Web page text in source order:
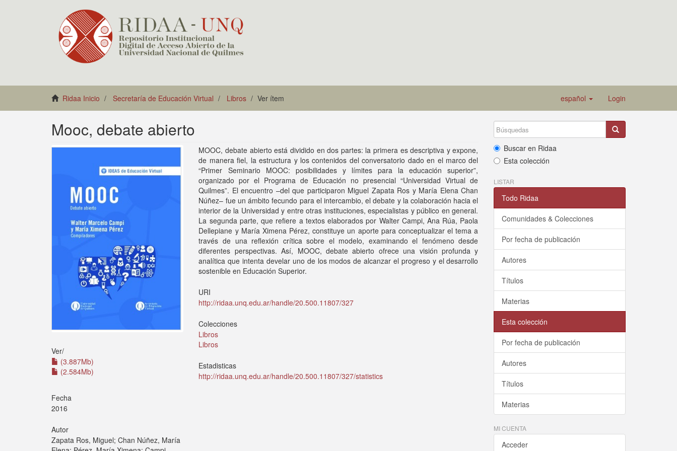
Ridaa Inicio Secretaría de Educación Virtual Libros Ver ítem español Login
Mooc, debate abierto
Ver/
(3.887Mb)
(2.584Mb)
Fecha
2016
Autor
Zapata Ros, Miguel; Chan Núñez, María
MOOC, debate abierto está dividido en dos partes: la primera es descriptiva y expone,
de manera fiel, la estructura y los contenidos del conversatorio dado en el marco del
“Primer Seminario MOOC: posibilidades y límites para la educación superior”,
organizado por el Programa de Educación no presencial “Universidad Virtual de
Quilmes”. El encuentro –del que participaron Miguel Zapata Ros y María Elena Chan
Núñez– fue un ámbito fecundo para el intercambio, el debate y la colaboración hacia el
interior de la Universidad y entre otras instituciones, especialistas y público en general.
La segunda parte, que refiere a textos elaborados por Walter Campi, Ana Rúa, Paola
Dellepiane y María Ximena Pérez, constituye un aporte para conceptualizar el tema a
través de una reflexión crítica sobre el modelo, examinando el fenómeno desde
diferentes perspectivas. Así, MOOC, debate abierto ofrece una visión profunda y
analítica que intenta develar uno de los modos de alcanzar el progreso y el desarrollo
sostenible en Educación Superior.
URI
http://ridaa.unq.edu.ar/handle/20.500.11807/327
Colecciones
Libros
Libros
Estadisticas
http://ridaa.unq.edu.ar/handle/20.500.11807/327/statistics
Buscar en Ridaa
Esta colección
LISTAR
Todo Ridaa
Comunidades & Colecciones
Por fecha de publicación
Autores
Títulos
Materias
Esta colección
Por fecha de publicación
Autores
Títulos
Materias
MI CUENTA
Acceder